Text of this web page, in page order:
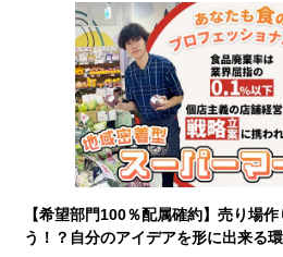
【希望部門100％配属確約】売り場
う！？自分のアイデアを形に出来る